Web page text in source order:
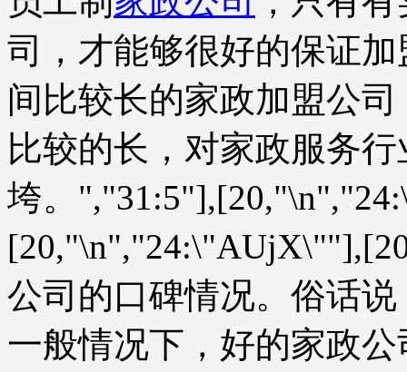
司，才能够很好的保证
间比较长的家政加盟公
比较的长，对家政服务
垮。
公司的口碑情况。俗话
一般情况下，好的家政